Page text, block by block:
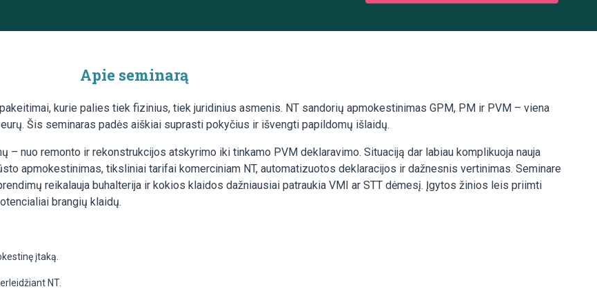
Apie seminarą
kurie palies tiek fizinius, tiek juridinius asmenis. NT sandorių apmokestinimas GPM, PM ir PVM – viena
Šis seminaras padės aiškiai suprasti pokyčius ir išvengti papildomų išlaidų.
– nuo remonto ir rekonstrukcijos atskyrimo iki tinkamo PVM deklaravimo. Situaciją dar labiau komplikuoja nauja
apmokestinimas, tiksliniai tarifai komerciniam NT, automatizuotos deklaracijos ir dažnesnis vertinimas. Seminare
reikalauja buhalterija ir kokios klaidos dažniausiai patraukia VMI ar STT dėmesį. Įgytos žinios leis priimti
brangių klaidų.
įtaką.
NT.